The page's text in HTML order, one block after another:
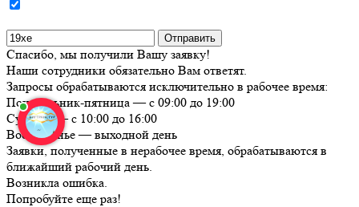
Спасибо, мы получили Вашу заявку!
Наши сотрудники обязательно Вам ответят.
Запросы обрабатываются исключительно в рабочее время:
Понедельник-пятница — с 09:00 до 19:00
Суббота — с 10:00 до 16:00
Воскресенье — выходной день
Заявки, полученные в нерабочее время, обрабатываются в
ближайший рабочий день.
Возникла ошибка.
Попробуйте еще раз!